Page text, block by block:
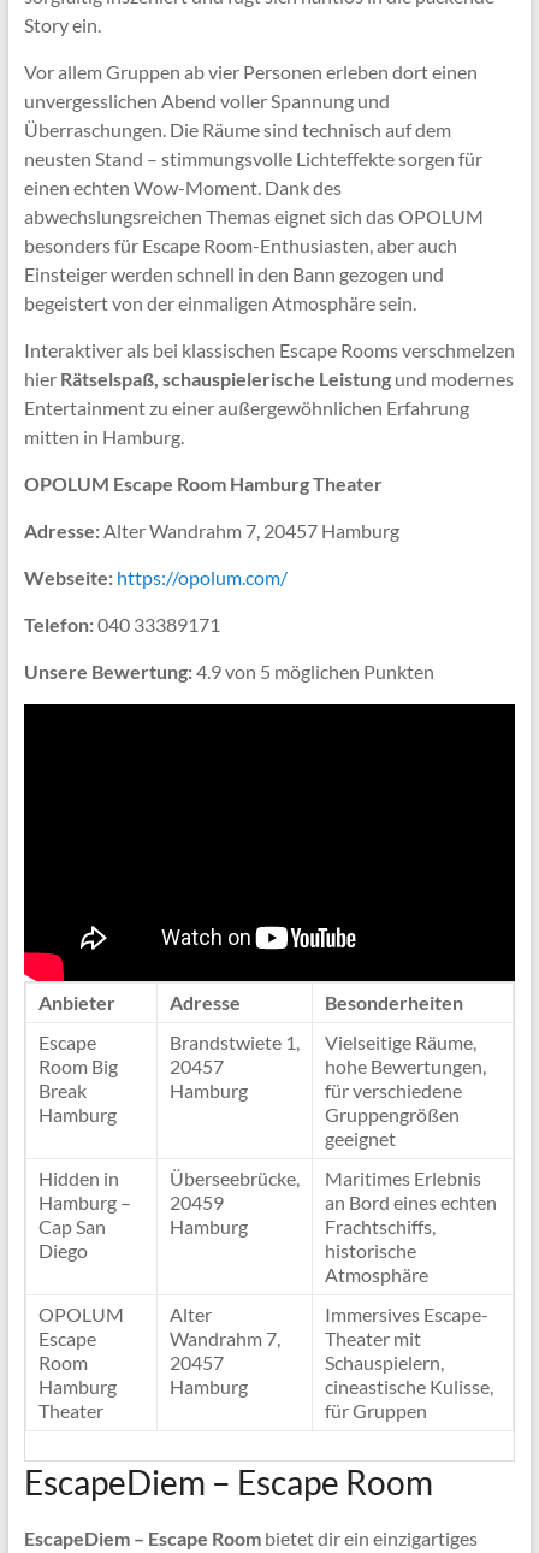
Story ein.
Vor allem Gruppen ab vier Personen erleben dort einen
unvergesslichen Abend voller Spannung und
Überraschungen. Die Räume sind technisch auf dem
neusten Stand – stimmungsvolle Lichteffekte sorgen für
einen echten Wow-Moment. Dank des
abwechslungsreichen Themas eignet sich das OPOLUM
besonders für Escape Room-Enthusiasten, aber auch
Einsteiger werden schnell in den Bann gezogen und
begeistert von der einmaligen Atmosphäre sein.
Interaktiver als bei klassischen Escape Rooms verschmelzen
hier Rätselspaß, schauspielerische Leistungund modernes
Entertainment zu einer außergewöhnlichen Erfahrung
mitten in Hamburg.
OPOLUM Escape Room Hamburg Theater
Adresse:Alter Wandrahm 7, 20457 Hamburg
Webseite: https://opolum.com/
Telefon:040 33389171
Unsere Bewertung:4.9 von 5 möglichen Punkten
Anbieter Adresse
Besonderheiten
Escape
Room Big
Break
Hamburg
Brandstwiete 1,
20457
Hamburg
Vielseitige Räume,
hohe Bewertungen,
für verschiedene
Gruppengrößen
geeignet
Hidden in
Hamburg –
Cap San
Diego
Überseebrücke,
20459
Hamburg
Maritimes Erlebnis
an Bord eines echten
Frachtschiffs,
historische
Atmosphäre
OPOLUM
Escape
Room
Hamburg
Theater
Alter
Wandrahm 7,
20457
Hamburg
Immersives Escape-
Theater mit
Schauspielern,
cineastische Kulisse,
für Gruppen
EscapeDiem – Escape Room
EscapeDiem – Escape Roombietet dir ein einzigartiges